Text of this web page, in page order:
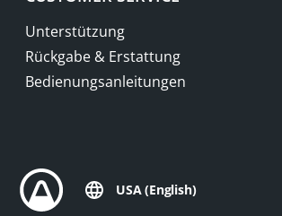
Unterstützung
Rückgabe & Erstattung
Bedienungsanleitungen
USA (English)